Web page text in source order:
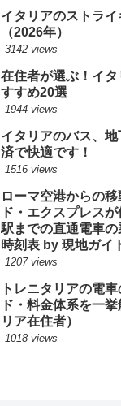
イタリアのストラ
（2026年）
3142 views
在住者が選ぶ！イ
すすめ20選
1944 views
イタリアのバス、
済で快適です！
1516 views
ローマ空港からの
ド・エクスプレス
駅までの直通電車の
時刻表 by 現地ガイ
1207 views
トレニタリアの電
ド・料金体系を一
リア在住者）
1018 views